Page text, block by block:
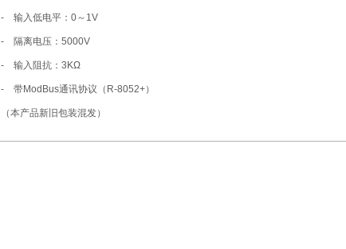
- 输入低电平：0～1V
- 隔离电压：5000V
- 输入阻抗：3KΩ
- 带ModBus通讯协议（R-8052+）
（本产品新旧包装混发）